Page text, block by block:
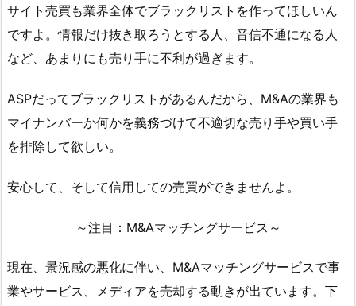
サイト売買も業界全体でブラックリストを作ってほしいん
ですよ。情報だけ抜き取ろうとする人、音信不通になる人
など、あまりにも売り手に不利が過ぎます。
ASPだってブラックリストがあるんだから、M&Aの業界も
マイナンバーか何かを義務づけて不適切な売り手や買い手
を排除して欲しい。
安心して、そして信用しての売買ができませんよ。
～注目：M&Aマッチングサービス～
現在、景況感の悪化に伴い、M&Aマッチングサービスで事
業やサービス、メディアを売却する動きが出ています。下